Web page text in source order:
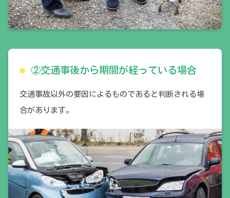
②交通事後から期間が経っている場合
交通事故以外の要因によるものであると判断される場
合があります。